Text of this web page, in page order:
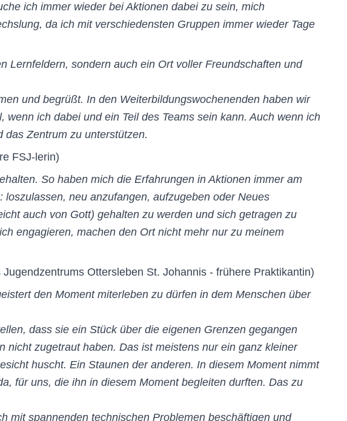
ich immer wieder bei Aktionen dabei zu sein, mich
da ich mit verschiedensten Gruppen immer wieder Tage
Lernfeldern, sondern auch ein Ort voller Freundschaften und
und begrüßt. In den Weiterbildungswochenenden haben wir
ich dabei und ein Teil des Teams sein kann. Auch wenn ich
Zentrum zu unterstützen.
FSJ-lerin)
So haben mich die Erfahrungen in Aktionen immer am
neu anzufangen, aufzugeben oder Neues
auch von Gott) gehalten zu werden und sich getragen zu
engagieren, machen den Ort nicht mehr nur zu meinem
Ottersleben St. Johannis - frühere Praktikantin)
den Moment miterleben zu dürfen in dem Menschen über
dass sie ein Stück über die eigenen Grenzen gegangen
zugetraut haben. Das ist meistens nur ein ganz kleiner
huscht. Ein Staunen der anderen. In diesem Moment nimmt
für uns, die ihn in diesem Moment begleiten durften. Das zu
mit spannenden technischen Problemen beschäftigen und